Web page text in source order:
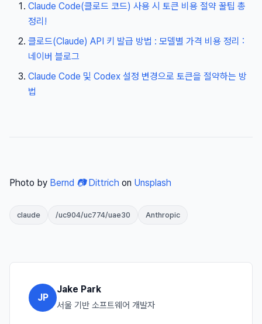
Claude Code(클로드 코드) 사용 시 토큰 비용 절약 꿀팁 총
정리!
클로드(Claude) API 키 발급 방법 : 모델별 가격 비용 정리 :
네이버 블로그
Claude Code 및 Codex 설정 변경으로 토큰을 절약하는 방
법
Photo by Bernd 📷 Dittrich on Unsplash
claude /uc904/uc774/uae30 Anthropic
JP
Jake Park
서울 기반 소프트웨어 개발자